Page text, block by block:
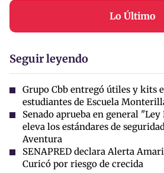
Lo Último
Seguir leyendo
Grupo Cbb entregó útiles y kits
estudiantes de Escuela
Senado aprueba en general
eleva los estándares de
Aventura
SENAPRED declara Alerta
Curicó por riesgo de crecida